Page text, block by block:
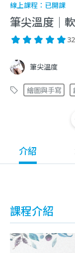
線上課程： 已開課
筆尖溫度｜
筆尖溫度
繪圖與手寫
介紹
課程介紹